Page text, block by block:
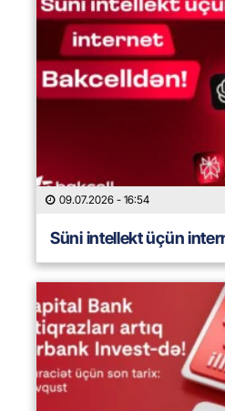
09.07.2026 - 16:54
Süni intellekt üçün